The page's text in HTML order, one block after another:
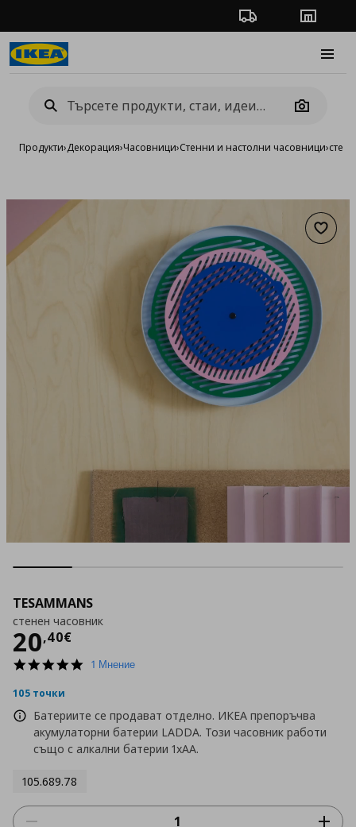
Проследяване на
Camera
Продукти›Декорация›Часовници›Стенни и настолни часовници›
TESAMMANS
стенен часовник
20,40€
Цена
5.01 Мнение
105 точки
Батериите се продават отделно. ИКЕА препоръчва
акумулаторни батерии LADDA. Този часовник работи
също с алкални батерии 1xAA.
105.689.78